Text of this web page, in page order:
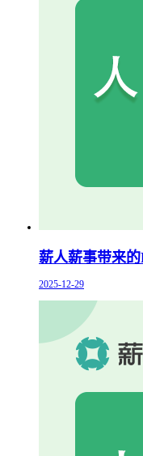
薪人薪事带来
2025-12-29